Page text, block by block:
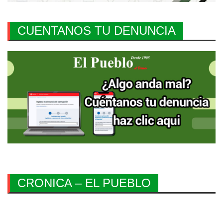
CUENTANOS TU DENUNCIA
CRONICA – EL PUEBLO